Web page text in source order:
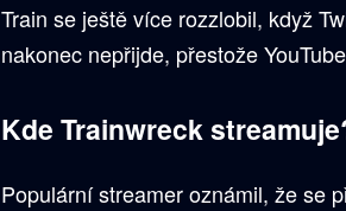
Train se ještě více rozzlobil, když
nakonec nepřijde, přestože
Kde Trainwreck
Populární streamer oznámil, že se